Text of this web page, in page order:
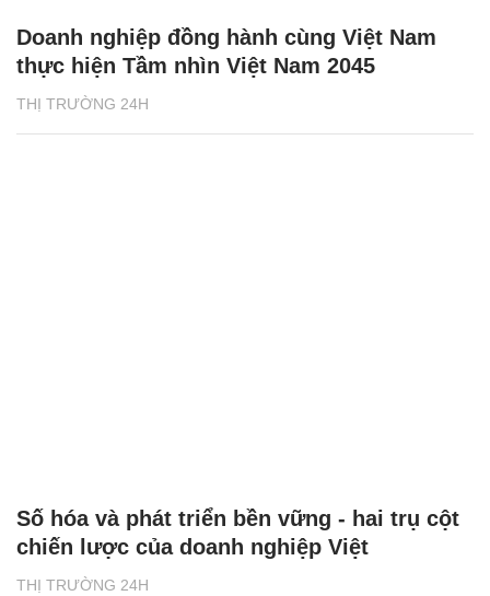
THỊ TRƯỜNG 24H
Doanh nghiệp đồng hành cùng Việt Nam
thực hiện Tầm nhìn Việt Nam 2045
THỊ TRƯỜNG 24H
Số hóa và phát triển bền vững - hai trụ cột
chiến lược của doanh nghiệp Việt